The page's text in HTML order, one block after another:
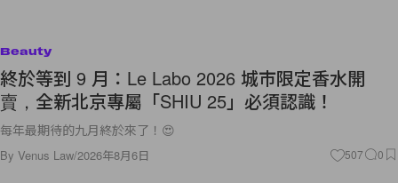
Beauty
終於等到 9 月：Le Labo 2026 城市限定香水開
賣，全新北京專屬「SHIU 25」必須認識！
每年最期待的九月終於來了！😍
By Venus Law/2026年8月6日 507 0